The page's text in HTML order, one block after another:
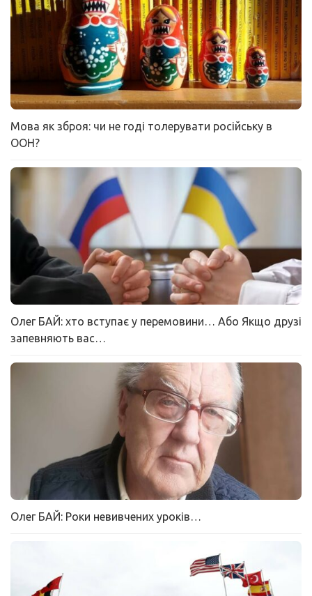
Мова як зброя: чи не годі толерувати російську в
ООН?
Олег БАЙ: хто вступає у перемовини… Або Якщо друзі
запевняють вас…
Олег БАЙ: Роки невивчених уроків…